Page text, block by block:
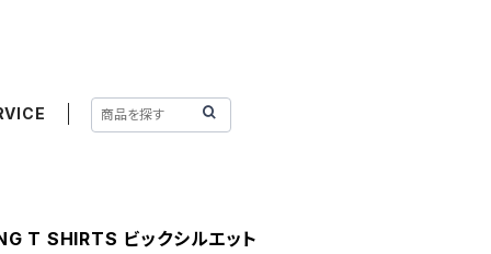
T SHIRTS ビックシルエット